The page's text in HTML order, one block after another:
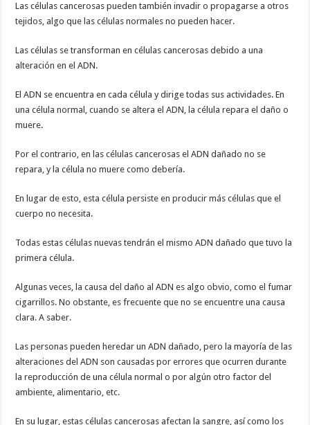
Las células cancerosas pueden también invadir o propagarse a otros
tejidos, algo que las células normales no pueden hacer.
Las células se transforman en células cancerosas debido a una
alteración en el ADN.
El ADN se encuentra en cada célula y dirige todas sus actividades. En
una célula normal, cuando se altera el ADN, la célula repara el daño o
muere.
Por el contrario, en las células cancerosas el ADN dañado no se
repara, y la célula no muere como debería.
En lugar de esto, esta célula persiste en producir más células que el
cuerpo no necesita.
Todas estas células nuevas tendrán el mismo ADN dañado que tuvo la
primera célula.
Algunas veces, la causa del daño al ADN es algo obvio, como el fumar
cigarrillos. No obstante, es frecuente que no se encuentre una causa
clara. A saber.
Las personas pueden heredar un ADN dañado, pero la mayoría de las
alteraciones del ADN son causadas por errores que ocurren durante
la reproducción de una célula normal o por algún otro factor del
ambiente, alimentario, etc.
En su lugar, estas células cancerosas afectan la sangre, así como los